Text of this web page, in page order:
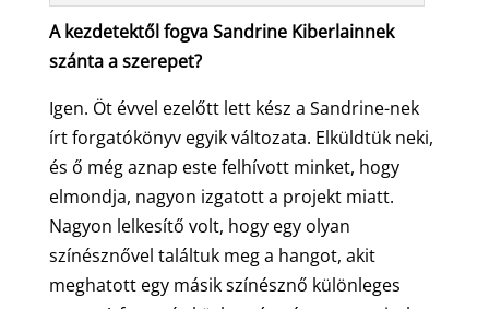
A kezdetektől fogva Sandrine Kiberlainnek
szánta a szerepet?
Igen. Öt évvel ezelőtt lett kész a Sandrine-nek
írt forgatókönyv egyik változata. Elküldtük neki,
és ő még aznap este felhívott minket, hogy
elmondja, nagyon izgatott a projekt miatt.
Nagyon lelkesítő volt, hogy egy olyan
színésznővel találtuk meg a hangot, akit
meghatott egy másik színésznő különleges